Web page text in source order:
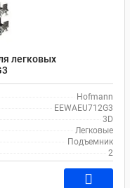
легковых
Hofmann
EEWAEU712G3
3D
Легковые
Подъемник
2